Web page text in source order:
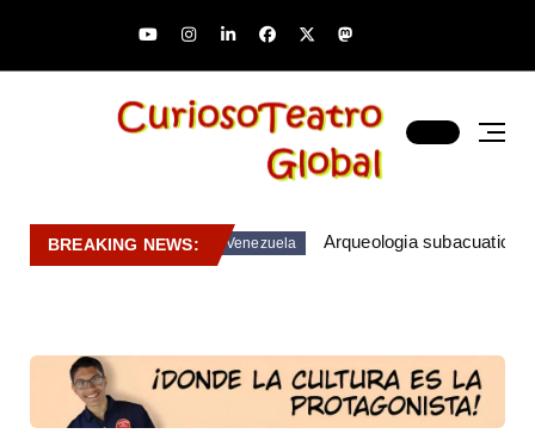
BREAKING NEWS: Venezuela Arqueologia subacuatica